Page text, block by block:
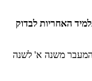
האחריות לבדוק
המעבר משנה א' לשנה